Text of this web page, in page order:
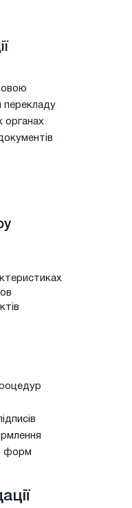
перекладу
органах
форм